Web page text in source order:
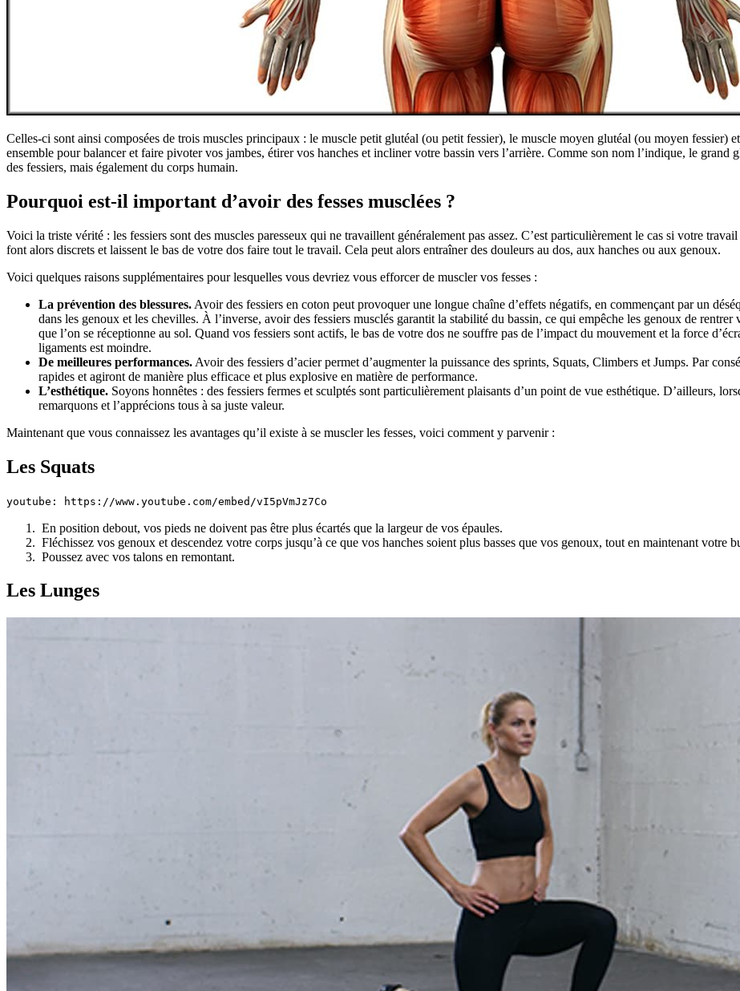
Celles-ci sont ainsi composées de trois muscles principaux : le muscle petit glutéal (ou petit fessier), le muscle moyen glutéal (ou moyen fessier)
ensemble pour balancer et faire pivoter vos jambes, étirer vos hanches et incliner votre bassin vers l’arrière. Comme son nom l’indique, le grand
des fessiers, mais également du corps humain.
Pourquoi est-il important d’avoir des fesses musclées ?
Voici la triste vérité : les fessiers sont des muscles paresseux qui ne travaillent généralement pas assez. C’est particulièrement le cas si votre
font alors discrets et laissent le bas de votre dos faire tout le travail. Cela peut alors entraîner des douleurs au dos, aux hanches ou aux genoux.
Voici quelques raisons supplémentaires pour lesquelles vous devriez vous efforcer de muscler vos fesses :
La prévention des blessures. Avoir des fessiers en coton peut provoquer une longue chaîne d’effets négatifs, en commençant par un
dans les genoux et les chevilles. À l’inverse, avoir des fessiers musclés garantit la stabilité du bassin, ce qui empêche les genoux de rentrer
que l’on se réceptionne au sol. Quand vos fessiers sont actifs, le bas de votre dos ne souffre pas de l’impact du mouvement et la force
ligaments est moindre.
De meilleures performances. Avoir des fessiers d’acier permet d’augmenter la puissance des sprints, Squats, Climbers et Jumps. Par
rapides et agiront de manière plus efficace et plus explosive en matière de performance.
L’esthétique. Soyons honnêtes : des fessiers fermes et sculptés sont particulièrement plaisants d’un point de vue esthétique. D’ailleurs,
remarquons et l’apprécions tous à sa juste valeur.
Maintenant que vous connaissez les avantages qu’il existe à se muscler les fesses, voici comment y parvenir :
Les Squats
youtube: https://www.youtube.com/embed/vI5pVmJz7Co
En position debout, vos pieds ne doivent pas être plus écartés que la largeur de vos épaules.
Fléchissez vos genoux et descendez votre corps jusqu’à ce que vos hanches soient plus basses que vos genoux, tout en maintenant votre
Poussez avec vos talons en remontant.
Les Lunges